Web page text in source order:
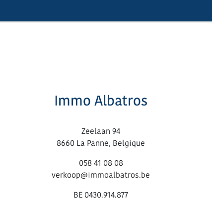
Immo Albatros
Zeelaan 94
8660 La Panne, Belgique
058 41 08 08
verkoop@immoalbatros.be
BE 0430.914.877